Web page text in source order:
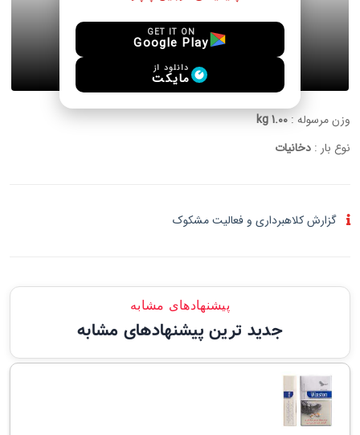
وزن مرسوله : 1.00 kg
نوع بار : دخانیات
گزارش کلاهبرداری و فعالیت مشکوک
پیشنهادهای مشابه
جدید ترین پیشنهادهای مشابه
GET IT ON
Google Play
دانلود از
مایکت